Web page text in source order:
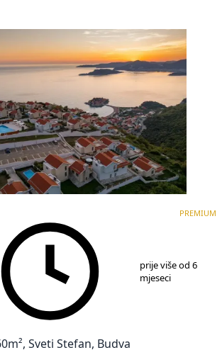
PREMIUM
prije više od 6
mjeseci
Sveti Stefan, Budva